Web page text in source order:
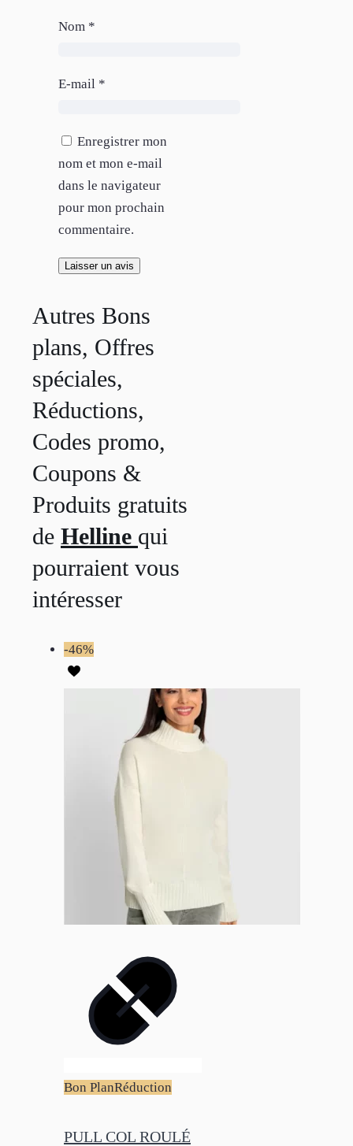
Nom *
E-mail *
Enregistrer mon
nom et mon e-mail
dans le navigateur
pour mon prochain
commentaire.
Autres Bons
plans, Offres
spéciales,
Réductions,
Codes promo,
Coupons &
Produits gratuits
de Helline qui
pourraient vous
intéresser
-46%
Bon PlanRéduction
PULL COL ROULÉ